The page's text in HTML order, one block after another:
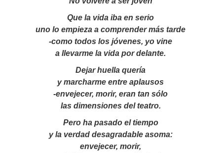
Que la vida iba en serio
uno lo empieza a comprender más tarde
-como todos los jóvenes, yo vine
a llevarme la vida por delante.
Dejar huella quería
y marcharme entre aplausos
-envejecer, morir, eran tan sólo
las dimensiones del teatro.
Pero ha pasado el tiempo
y la verdad desagradable asoma:
envejecer, morir,